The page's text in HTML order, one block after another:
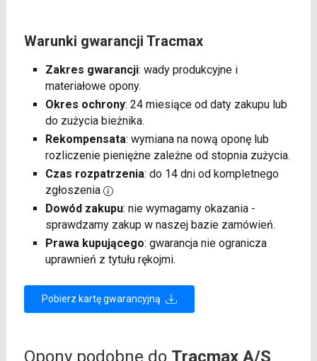
Warunki gwarancji Tracmax
Zakres gwarancji: wady produkcyjne i
materiałowe opony.
Okres ochrony: 24 miesiące od daty zakupu lub
do zużycia bieżnika.
Rekompensata: wymiana na nową oponę lub
rozliczenie pieniężne zależne od stopnia zużycia.
Czas rozpatrzenia: do 14 dni od kompletnego
zgłoszenia
Dowód zakupu: nie wymagamy okazania -
sprawdzamy zakup w naszej bazie zamówień.
Prawa kupującego: gwarancja nie ogranicza
uprawnień z tytułu rękojmi.
Pobierz kartę gwarancyjną
Opony podobne do Tracmax A/S